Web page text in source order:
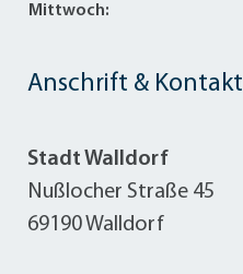
Anschrift & Kontakt
Stadt Walldorf
Nußlocher Straße 45
69190 Walldorf
Mittwoch: